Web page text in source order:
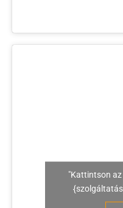
"Kattintson